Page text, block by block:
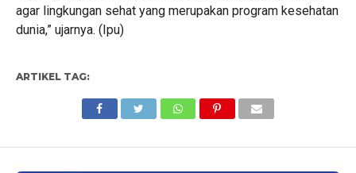
agar lingkungan sehat yang merupakan program kesehatan
dunia,” ujarnya. (Ipu)
ARTIKEL TAG: